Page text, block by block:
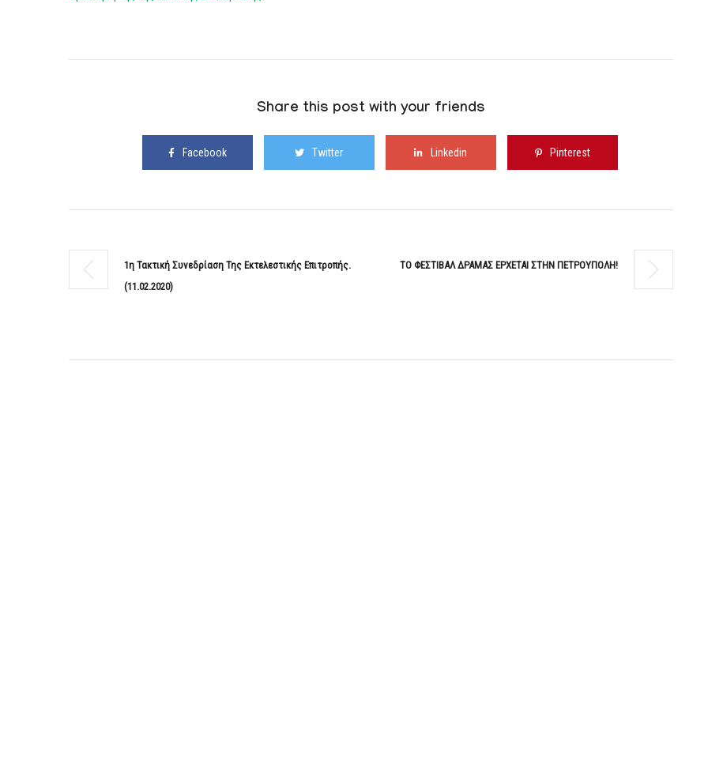
Share this post with your friends
Facebook Twitter Linkedin Pinterest
1η Τακτική Συνεδρίαση Της Εκτελεστικής Επιτροπής.
(11.02.2020)
ΤΟ ΦΕΣΤΙΒΑΛ ΔΡΑΜΑΣ ΕΡΧΕΤΑΙ ΣΤΗΝ ΠΕΤΡΟΥΠΟΛΗ!